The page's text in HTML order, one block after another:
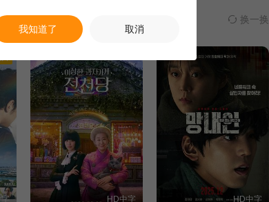
昔日恋人重逢，可惜她已嫁给老外。十三郎郁郁寡欢，后来
换一换
字 HD中字 HD中字
我知道了 取消